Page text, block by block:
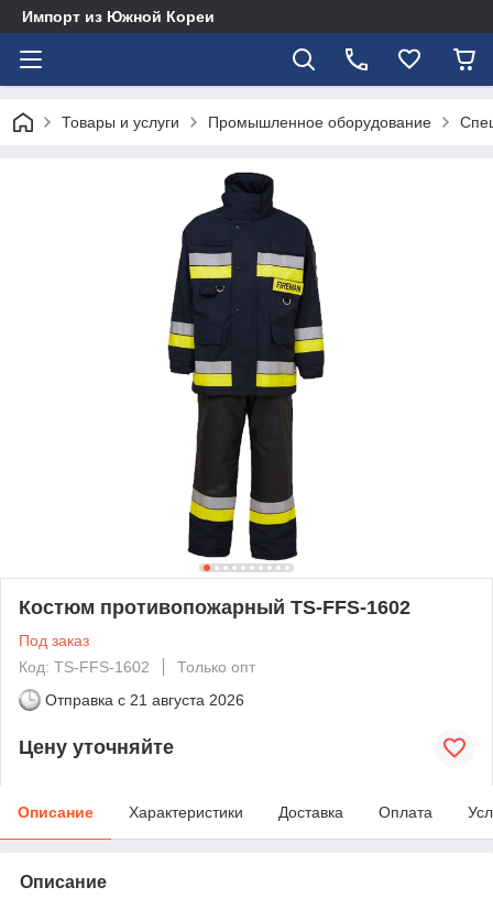
Импорт из Южной Кореи
Товары и услуги Промышленное оборудование
Костюм противопожарный TS-FFS-1602
Под заказ
Код: TS-FFS-1602
Только опт
Отправка с 21 августа 2026
Цену уточняйте
Описание Характеристики Доставка Оплата
Описание